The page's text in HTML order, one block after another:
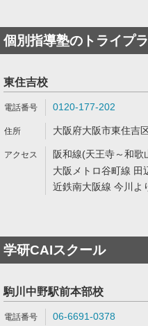
個別指導塾のトライプ
東住吉校
0120-177-202
大阪府大阪市東住吉
阪和線(天王寺～和
大阪メトロ谷町線 田
近鉄南大阪線 今川よ
学研CAIスクール
駒川中野駅前本部校
06-6691-0378